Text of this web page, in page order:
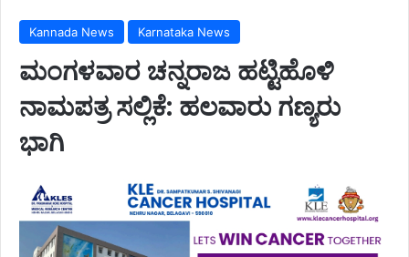
Kannada News Karnataka News
ಮಂಗಳವಾರ ಚನ್ನರಾಜ ಹಟ್ಟಿಹೊಳಿ
ನಾಮಪತ್ರ ಸಲ್ಲಿಕೆ: ಹಲವಾರು ಗಣ್ಯರು
ಭಾಗಿ